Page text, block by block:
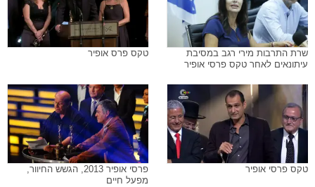
שרת התרבות מירי רגב במסיבת
עיתונאים לאחר טקס פרסי אופיר
טקס פרס אופיר
טקס פרסי אופיר
פרסי אופיר 2013, הגשש החיוור,
מפעל חיים